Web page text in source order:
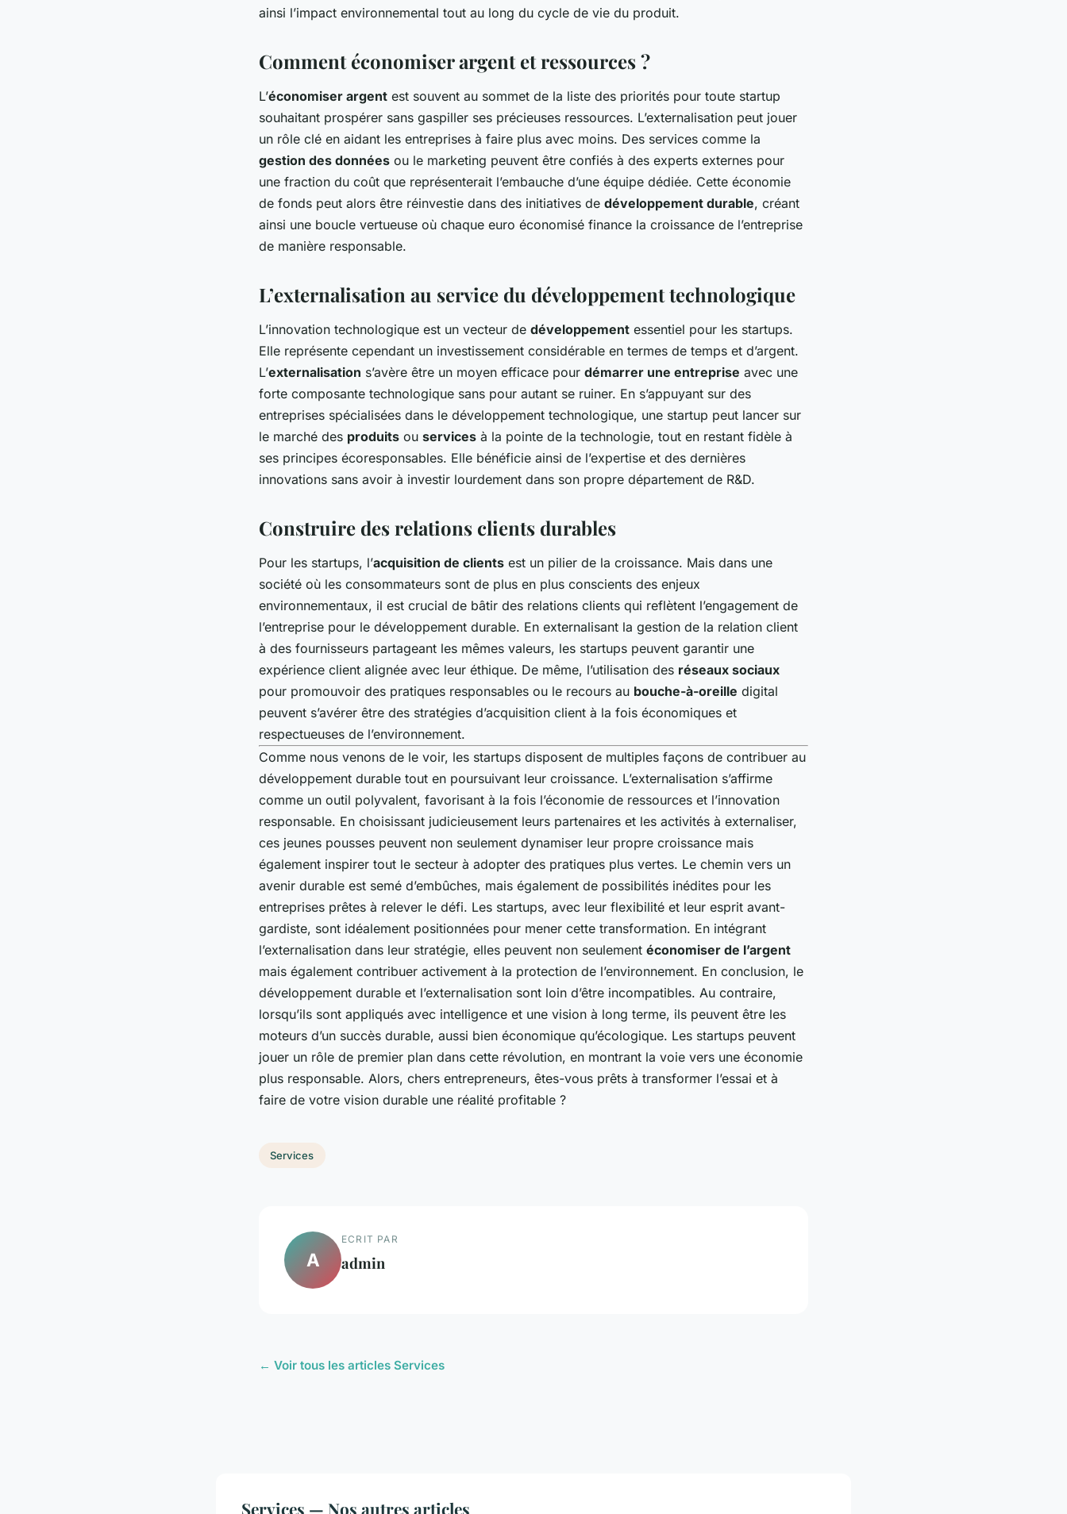
ainsi l’impact environnemental tout au long du cycle de vie du produit.
Comment économiser argent et ressources ?
L’économiser argent est souvent au sommet de la liste des priorités pour toute startup
souhaitant prospérer sans gaspiller ses précieuses ressources. L’externalisation peut jouer
un rôle clé en aidant les entreprises à faire plus avec moins. Des services comme la
gestion des données ou le marketing peuvent être confiés à des experts externes pour
une fraction du coût que représenterait l’embauche d’une équipe dédiée. Cette économie
de fonds peut alors être réinvestie dans des initiatives de développement durable, créant
ainsi une boucle vertueuse où chaque euro économisé finance la croissance de l’entreprise
de manière responsable.
L’externalisation au service du développement technologique
L’innovation technologique est un vecteur de développement essentiel pour les startups.
Elle représente cependant un investissement considérable en termes de temps et d’argent.
L’externalisation s’avère être un moyen efficace pour démarrer une entreprise avec une
forte composante technologique sans pour autant se ruiner. En s’appuyant sur des
entreprises spécialisées dans le développement technologique, une startup peut lancer sur
le marché des produits ou services à la pointe de la technologie, tout en restant fidèle à
ses principes écoresponsables. Elle bénéficie ainsi de l’expertise et des dernières
innovations sans avoir à investir lourdement dans son propre département de R&D.
Construire des relations clients durables
Pour les startups, l’acquisition de clients est un pilier de la croissance. Mais dans une
société où les consommateurs sont de plus en plus conscients des enjeux
environnementaux, il est crucial de bâtir des relations clients qui reflètent l’engagement de
l’entreprise pour le développement durable. En externalisant la gestion de la relation client
à des fournisseurs partageant les mêmes valeurs, les startups peuvent garantir une
expérience client alignée avec leur éthique. De même, l’utilisation des réseaux sociaux
pour promouvoir des pratiques responsables ou le recours au bouche-à-oreille digital
peuvent s’avérer être des stratégies d’acquisition client à la fois économiques et
respectueuses de l’environnement.
Comme nous venons de le voir, les startups disposent de multiples façons de contribuer au
développement durable tout en poursuivant leur croissance. L’externalisation s’affirme
comme un outil polyvalent, favorisant à la fois l’économie de ressources et l’innovation
responsable. En choisissant judicieusement leurs partenaires et les activités à externaliser,
ces jeunes pousses peuvent non seulement dynamiser leur propre croissance mais
également inspirer tout le secteur à adopter des pratiques plus vertes. Le chemin vers un
avenir durable est semé d’embûches, mais également de possibilités inédites pour les
entreprises prêtes à relever le défi. Les startups, avec leur flexibilité et leur esprit avant-
gardiste, sont idéalement positionnées pour mener cette transformation. En intégrant
l’externalisation dans leur stratégie, elles peuvent non seulement économiser de l’argent
mais également contribuer activement à la protection de l’environnement. En conclusion, le
développement durable et l’externalisation sont loin d’être incompatibles. Au contraire,
lorsqu’ils sont appliqués avec intelligence et une vision à long terme, ils peuvent être les
moteurs d’un succès durable, aussi bien économique qu’écologique. Les startups peuvent
jouer un rôle de premier plan dans cette révolution, en montrant la voie vers une économie
plus responsable. Alors, chers entrepreneurs, êtes-vous prêts à transformer l’essai et à
faire de votre vision durable une réalité profitable ?
Services
A
ECRIT PAR
admin
← Voir tous les articles Services
Services — Nos autres articles